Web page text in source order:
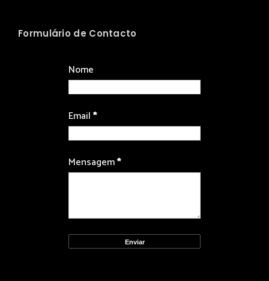
Formulário de Contacto
Nome
Email*
Mensagem*